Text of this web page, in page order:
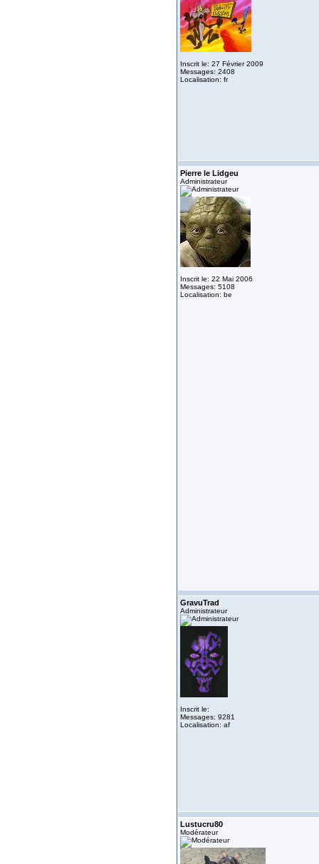
Inscrit le: 27 Février 2009
Messages: 2408
Localisation: fr
Pierre le Lidgeu
Administrateur
Inscrit le: 22 Mai 2006
Messages: 5108
Localisation: be
GravuTrad
Administrateur
Inscrit le:
Messages: 9281
Localisation: af
Lustucru80
Modérateur